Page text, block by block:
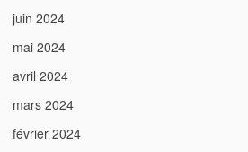
juin 2024
mai 2024
avril 2024
mars 2024
février 2024